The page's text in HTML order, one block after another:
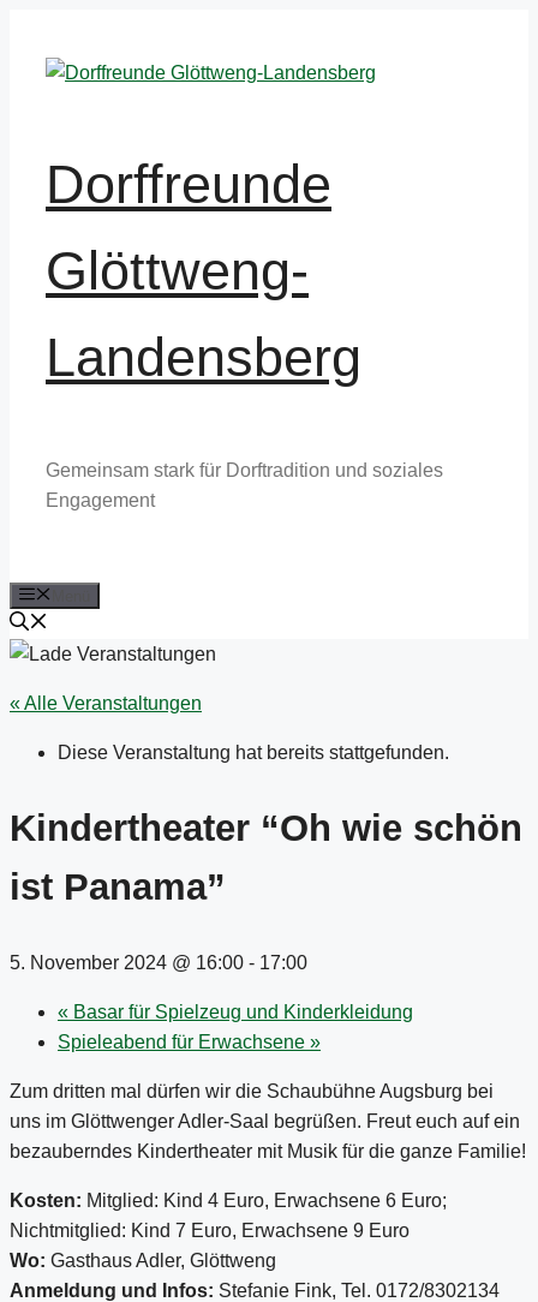
Inhalt
springen
Dorffreunde
Glöttweng-
Landensberg
Gemeinsam stark für Dorftradition und soziales
Engagement
« Alle Veranstaltungen
Diese Veranstaltung hat bereits stattgefunden.
Kindertheater “Oh wie schön
ist Panama”
5. November 2024 @ 16:00 - 17:00
« Basar für Spielzeug und Kinderkleidung
Spieleabend für Erwachsene »
Zum dritten mal dürfen wir die Schaubühne Augsburg bei
uns im Glöttwenger Adler-Saal begrüßen. Freut euch auf ein
bezauberndes Kindertheater mit Musik für die ganze Familie!
Kosten: Mitglied: Kind 4 Euro, Erwachsene 6 Euro;
Nichtmitglied: Kind 7 Euro, Erwachsene 9 Euro
Wo: Gasthaus Adler, Glöttweng
Anmeldung und Infos: Stefanie Fink, Tel. 0172/8302134